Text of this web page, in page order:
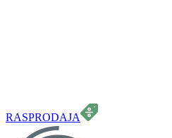
RASPRODAJA